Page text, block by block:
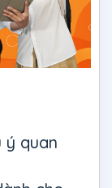
ý quan